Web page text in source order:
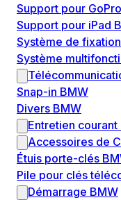
Support pour
Support pour iPad
Système de
Système
Snap-in BMW
Divers BMW
Entretien courant
Accessoires de
Étuis porte-clés
Pile pour clés
Démarrage BMW